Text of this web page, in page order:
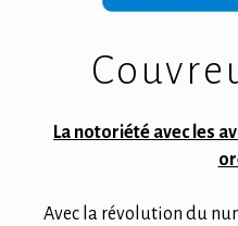
La notoriété avec les
Avec la révolution du